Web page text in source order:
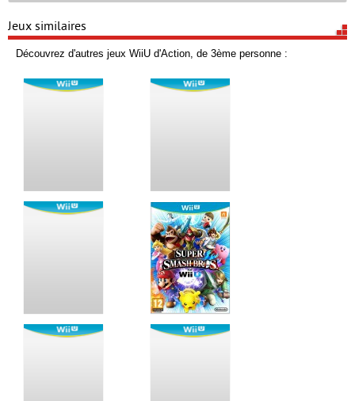
Jeux similaires
Découvrez d'autres jeux WiiU d'Action, de 3ème personne :